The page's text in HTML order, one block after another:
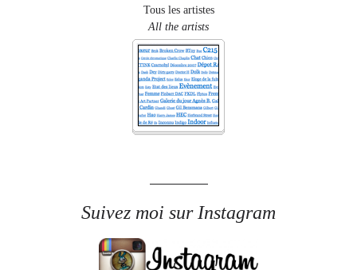
Tous les artistes
All the artists
Suivez moi sur Instagram